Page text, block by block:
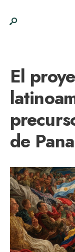
El
de